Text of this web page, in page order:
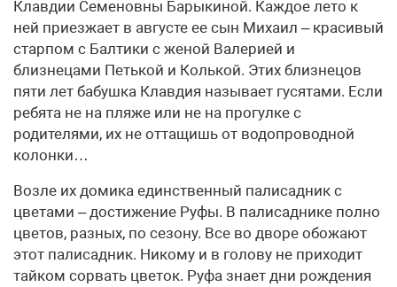
Клавдии Семеновны Барыкиной. Каждое лето к
ней приезжает в августе ее сын Михаил – красивый
старпом с Балтики с женой Валерией и
близнецами Петькой и Колькой. Этих близнецов
пяти лет бабушка Клавдия называет гусятами. Если
ребята не на пляже или не на прогулке с
родителями, их не оттащишь от водопроводной
колонки…
Возле их домика единственный палисадник с
цветами – достижение Руфы. В палисаднике полно
цветов, разных, по сезону. Все во дворе обожают
этот палисадник. Никому и в голову не приходит
тайком сорвать цветок. Руфа знает дни рождения